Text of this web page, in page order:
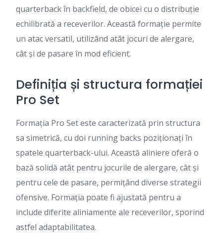
quarterback în backfield, de obicei cu o distribuție
echilibrată a receverilor. Această formație permite
un atac versatil, utilizând atât jocuri de alergare,
cât și de pasare în mod eficient.
Definiția și structura formației
Pro Set
Formația Pro Set este caracterizată prin structura
sa simetrică, cu doi running backs poziționați în
spatele quarterback-ului. Această aliniere oferă o
bază solidă atât pentru jocurile de alergare, cât și
pentru cele de pasare, permițând diverse strategii
ofensive. Formația poate fi ajustată pentru a
include diferite aliniamente ale receverilor, sporind
astfel adaptabilitatea.